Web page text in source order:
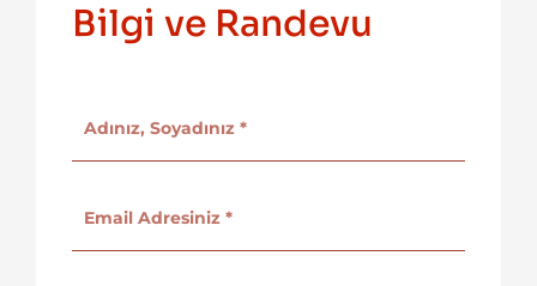
Bilgi ve Randevu